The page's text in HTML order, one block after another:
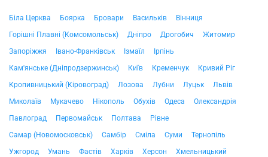
Біла Церква Боярка Бровари Васильків
Вінниця
Горішні Плавні (Комсомольськ)
Дніпро Дрогобич
Житомир
Запоріжжя
Івано-Франківськ Ізмаїл
Ірпінь
Кам'янське (Дніпродзержинськ)
Київ Кременчук
Кривий Ріг
Кропивницький (Кіровоград)
Лозова Лубни Луцьк
Львів
Миколаїв
Мукачево Нікополь Обухів Одеса
Олександрія
Павлоград
Первомайськ Полтава
Рівне
Самар (Новомосковськ)
Самбір Сміла Суми
Тернопіль
Ужгород
Умань Фастів Харків Херсон
Хмельницький